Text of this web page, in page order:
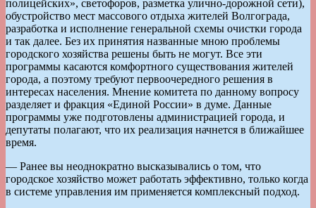
полицейских», светофоров, разметка улично-дорожной сети),
обустройство мест массового отдыха жителей Волгограда,
разработка и исполнение генеральной схемы очистки города
и так далее. Без их принятия названные мною проблемы
городского хозяйства решены быть не могут. Все эти
программы касаются комфортного существования жителей
города, а поэтому требуют первоочередного решения в
интересах населения. Мнение комитета по данному вопросу
разделяет и фракция «Единой России» в думе. Данные
программы уже подготовлены администрацией города, и
депутаты полагают, что их реализация начнется в ближайшее
время.
— Ранее вы неоднократно высказывались о том, что
городское хозяйство может работать эффективно, только когда
в системе управления им применяется комплексный подход.